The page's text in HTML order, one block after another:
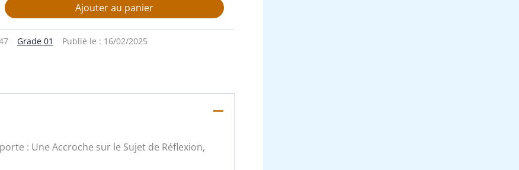
Ajouter au panier
Grade 01 Publié le : 16/02/2025
: Une Accroche sur le Sujet de Réflexion,